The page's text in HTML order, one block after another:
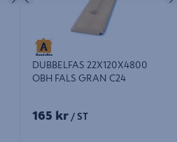
DUBBELFAS 22X120X4800
OBH FALS GRAN C24
165 kr / ST